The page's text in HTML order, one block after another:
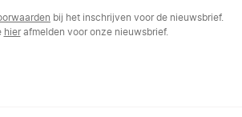
bij het inschrijven voor de nieuwsbrief.
hierafmelden voor onze nieuwsbrief.